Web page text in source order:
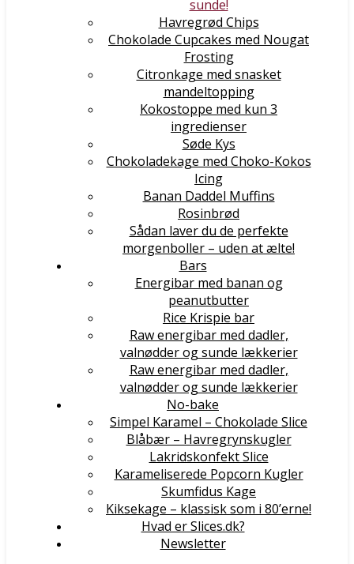
sunde!
Havregrød Chips
Chokolade Cupcakes med Nougat
Frosting
Citronkage med snasket
mandeltopping
Kokostoppe med kun 3
ingredienser
Søde Kys
Chokoladekage med Choko-Kokos
Icing
Banan Daddel Muffins
Rosinbrød
Sådan laver du de perfekte
morgenboller – uden at ælte!
Bars
Energibar med banan og
peanutbutter
Rice Krispie bar
Raw energibar med dadler,
valnødder og sunde lækkerier
Raw energibar med dadler,
valnødder og sunde lækkerier
No-bake
Simpel Karamel – Chokolade Slice
Blåbær – Havregrynskugler
Lakridskonfekt Slice
Karameliserede Popcorn Kugler
Skumfidus Kage
Kiksekage – klassisk som i 80’erne!
Hvad er Slices.dk?
Newsletter